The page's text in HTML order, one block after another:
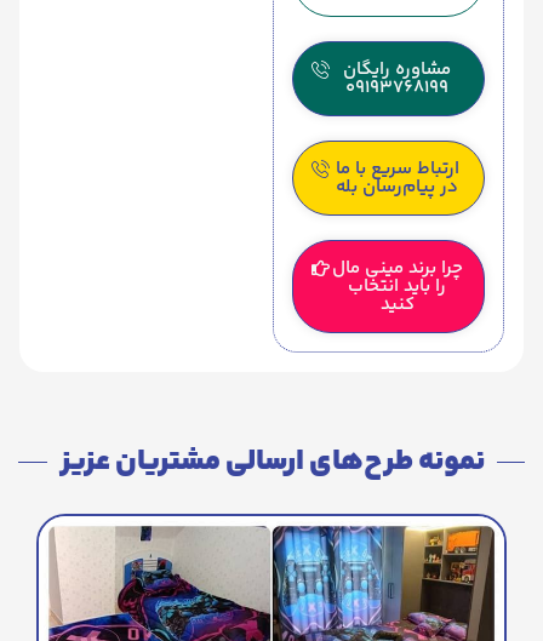
مشاوره رایگان
09193768199
ارتباط سریع با ما
در پیام‌رسان بله
چرا برند مینی مال
را باید انتخاب
کنید
نمونه طرح‌های ارسالی مشتریان عزیز